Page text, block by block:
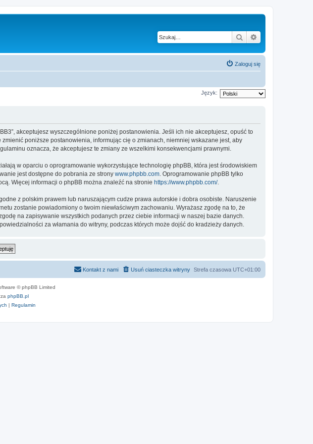
Szukaj
Zaloguj się
Język:
akceptujesz wyszczególnione poniżej postanowienia. Jeśli ich nie akceptujesz, opuść to
poniższe postanowienia, informując cię o zmianach, niemniej wskazane jest, aby
oznacza, że akceptujesz te zmiany ze wszelkimi konsekwencjami prawnymi.
w oparciu o oprogramowanie wykorzystujące technologię phpBB, która jest środowiskiem
jest dostępne do pobrania ze strony www.phpbb.com. Oprogramowanie phpBB tylko
Więcej informacji o phpBB można znaleźć na stronie https://www.phpbb.com/.
z polskim prawem lub naruszającym cudze prawa autorskie i dobra osobiste. Naruszenie
zostanie powiadomiony o twoim niewłaściwym zachowaniu. Wyrażasz zgodę na to, że
na zapisywanie wszystkich podanych przez ciebie informacji w naszej bazie danych.
za włamania do witryny, podczas których może dojść do kradzieży danych.
Strefa czasowa UTC+01:00
Usuń ciasteczka witryny
Kontakt z nami
© phpBB Limited
phpBB.pl
| Regulamin